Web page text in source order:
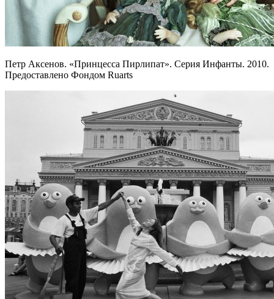
Петр Аксенов. «Принцесса Пирлипат». Серия Инфанты. 2010.
Предоставлено Фондом Ruarts